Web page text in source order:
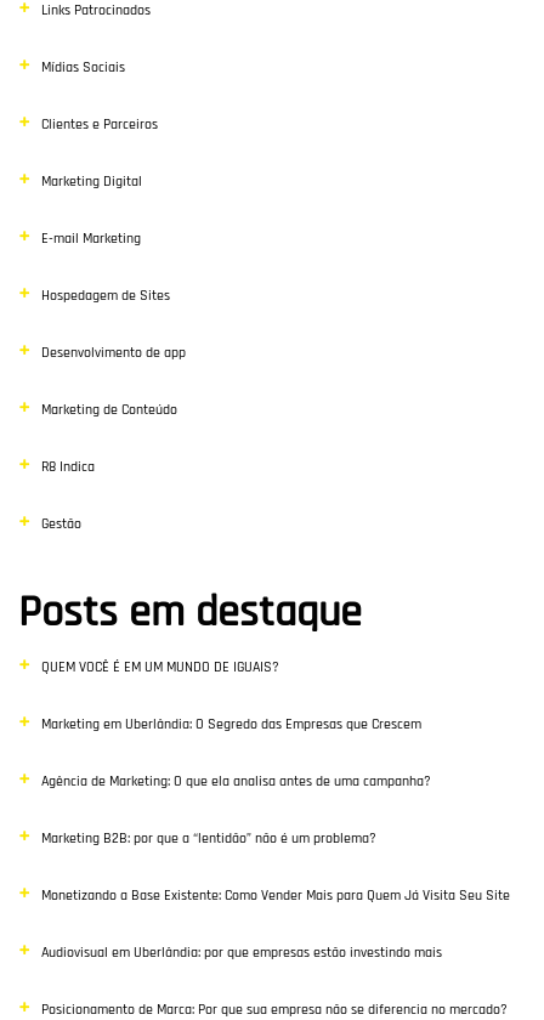
Links Patrocinados
Mídias Sociais
Clientes e Parceiros
Marketing Digital
E-mail Marketing
Hospedagem de Sites
Desenvolvimento de app
Marketing de Conteúdo
R8 Indica
Gestão
Posts em destaque
QUEM VOCÊ É EM UM MUNDO DE IGUAIS?
Marketing em Uberlândia: O Segredo das Empresas que Crescem
Agência de Marketing: O que ela analisa antes de uma campanha?
Marketing B2B: por que a “lentidão” não é um problema?
Monetizando a Base Existente: Como Vender Mais para Quem Já Visita Seu Site
Audiovisual em Uberlândia: por que empresas estão investindo mais
Posicionamento de Marca: Por que sua empresa não se diferencia no mercado?